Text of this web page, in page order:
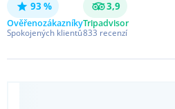
93 %
Ověřenozákazníky
Spokojených klientů
3,9
Tripadvisor
833 recenzí